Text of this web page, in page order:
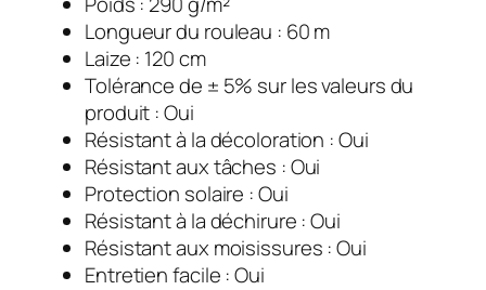
Longueur du rouleau : 60 m
Laize : 120 cm
Tolérance de ± 5% sur les valeurs du
produit : Oui
Résistant à la décoloration : Oui
Résistant aux tâches : Oui
Protection solaire : Oui
Résistant à la déchirure : Oui
Résistant aux moisissures : Oui
Entretien facile : Oui